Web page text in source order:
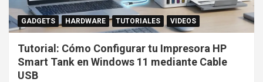
GADGETS HARDWARE TUTORIALES VIDEOS
Tutorial: Cómo Configurar tu Impresora HP
Smart Tank en Windows 11 mediante Cable
USB